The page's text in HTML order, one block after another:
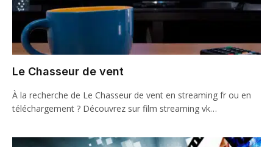
Le Chasseur de vent
À la recherche de Le Chasseur de vent en streaming fr ou en
téléchargement ? Découvrez sur film streaming vk…